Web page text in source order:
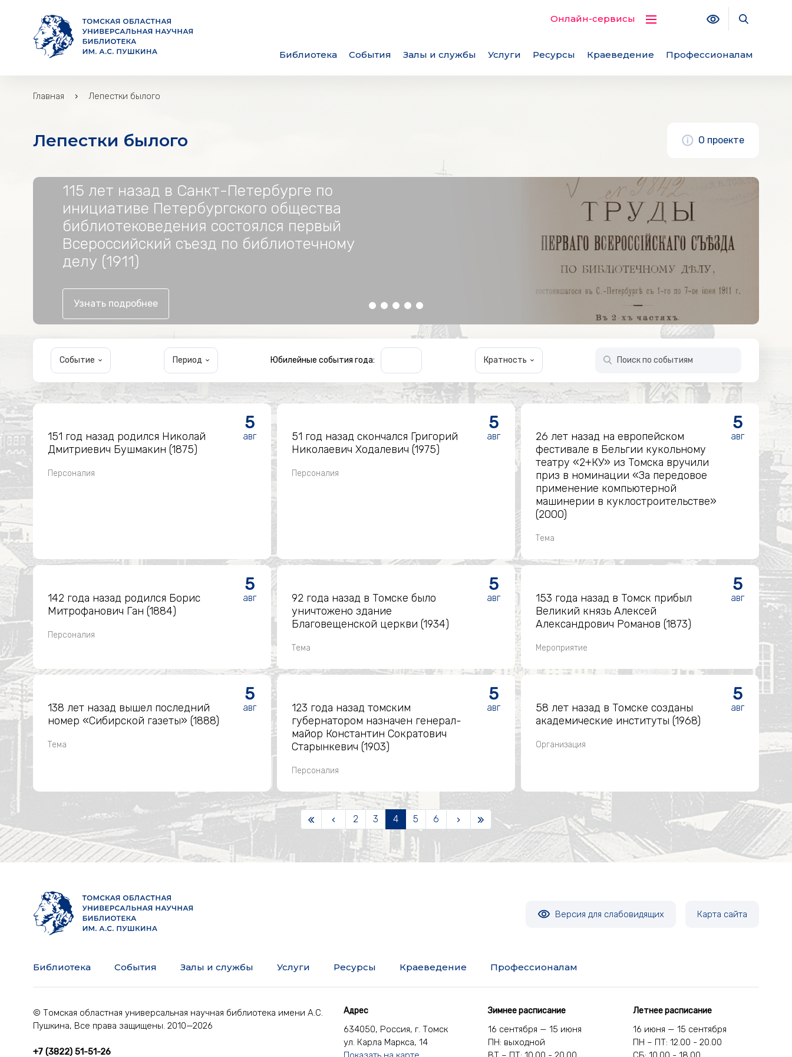
Онлайн-сервисы Версия для
Библиотека События Залы и службы Услуги Ресурсы Краеведение Профессионалам
Главная Лепестки былого
Лепестки былого
Лепестки былого О проекте
115 лет назад в Санкт-Петербурге по
инициативе Петербургского общества
библиотековедения состоялся первый
Всероссийский съезд по библиотечному
делу (1911)
Узнать подробнее
Событие Период Юбилейные события года: Кратность
5
авг
151 год назад родился Николай
Дмитриевич Бушмакин (1875)
Персоналия
5
авг
51 год назад скончался Григорий
Николаевич Ходалевич (1975)
Персоналия
5
авг
26 лет назад на европейском
фестивале в Бельгии кукольному
театру «2+КУ» из Томска вручили
приз в номинации «За передовое
применение компьютерной
машинерии в куклостроительстве»
(2000)
Тема
5
авг
142 года назад родился Борис
Митрофанович Ган (1884)
Персоналия
5
авг
92 года назад в Томске было
уничтожено здание
Благовещенской церкви (1934)
Тема
5
авг
153 года назад в Томск прибыл
Великий князь Алексей
Александрович Романов (1873)
Мероприятие
5
авг
138 лет назад вышел последний
номер «Сибирской газеты» (1888)
Тема
5
авг
123 года назад томским
губернатором назначен генерал-
майор Константин Сократович
Старынкевич (1903)
Персоналия
5
авг
58 лет назад в Томске созданы
академические институты (1968)
Организация
2 3 4 5 6
Версия для слабовидящих Карта сайта
Библиотека События Залы и службы Услуги Ресурсы Краеведение Профессионалам
© Томская областная универсальная научная библиотека имени А.С.
Пушкина, Все права защищены. 2010—2026
+7 (3822) 51-51-26
Адрес
634050, Россия, г. Томск
ул. Карла Маркса, 14
Зимнее расписание
16 сентября — 15 июня
ПН: выходной
Летнее расписание
16 июня — 15 сентября
ПН – ПТ: 12.00 - 20.00